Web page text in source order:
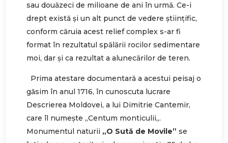
sau douăzeci de milioane de ani în urmă. Ce-i
drept există şi un alt punct de vedere ştiinţific,
conform căruia acest relief complex s-ar fi
format în rezultatul spălării rocilor sedimentare
moi, dar şi ca rezultat a alunecărilor de teren.
Prima atestare documentară a acestui peisaj o
găsim în anul 1716, în cunoscuta lucrare
Descrierea Moldovei, a lui Dimitrie Cantemir,
care îl numește „Centum monticulii„.
Monumentul naturii „O Sută de Movile” se